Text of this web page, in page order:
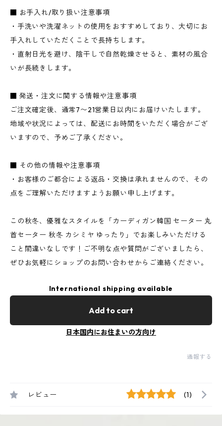
■ お手入れ/取り扱い注意事項
・手洗いや洗濯ネットの使用をおすすめしており、大切にお
手入れしていただくことで長持ちします。
・直射日光を避け、陰干しで自然乾燥させると、素材の風合
いが長続きします。
■ 発送・注文に関する情報や注意事項
ご注文確定後、通常7〜21営業日以内にお届けいたします。
地域や状況によっては、配送にお時間をいただく場合がござ
いますので、予めご了承ください。
■ その他の情報や注意事項
・お客様のご都合による返品・交換は承れませんので、その
点をご理解いただけますようお願い申し上げます。
この秋冬、優雅なスタイルを「カーディガン韓国 セーター 丸
首セーター 秋冬 カシミヤ ゆったり」でお楽しみいただける
こと間違いなしです！ご不明な点や質問がございましたら、
ぜひお気軽にショップのお問い合わせからご連絡ください。
International shipping available
Add to cart
日本国内にお住まいの方向け
通報する
レビュー (1)